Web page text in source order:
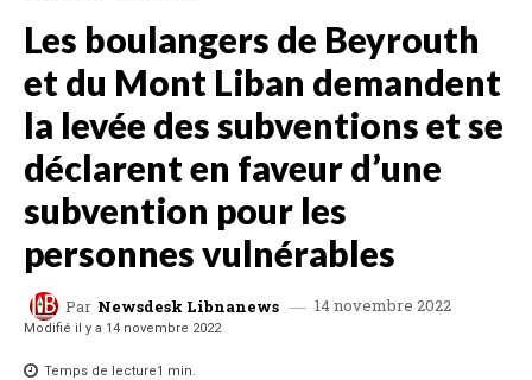
Les boulangers de Beyrouth
et du Mont Liban demandent
la levée des subventions et se
déclarent en faveur d’une
subvention pour les
personnes vulnérables
Par Newsdesk Libnanews 14 novembre 2022
Modifié il y a 14 novembre 2022
Temps de lecture1 min.